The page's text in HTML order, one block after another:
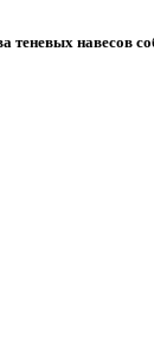
навесов